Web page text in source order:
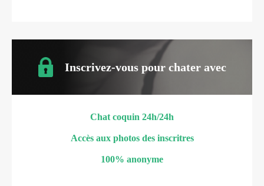
Inscrivez-vous pour chater avec
Chat coquin 24h/24h
Accès aux photos des inscritres
100% anonyme